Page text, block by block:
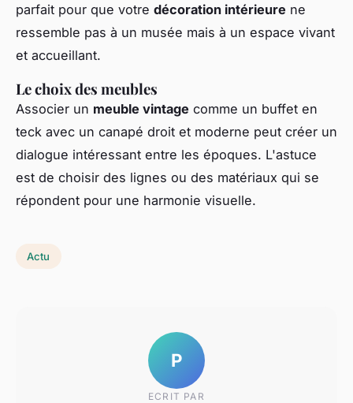
parfait pour que votre décoration intérieure ne
ressemble pas à un musée mais à un espace vivant
et accueillant.
Le choix des meubles
Associer un meuble vintage comme un buffet en
teck avec un canapé droit et moderne peut créer un
dialogue intéressant entre les époques. L'astuce
est de choisir des lignes ou des matériaux qui se
répondent pour une harmonie visuelle.
Actu
P
ECRIT PAR